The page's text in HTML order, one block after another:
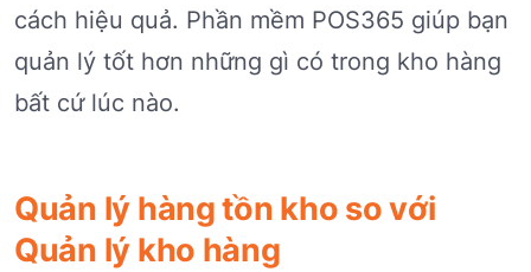
cách hiệu quả. Phần mềm POS365 giúp bạn
quản lý tốt hơn những gì có trong kho hàng
bất cứ lúc nào.
Quản lý hàng tồn kho so với
Quản lý kho hàng